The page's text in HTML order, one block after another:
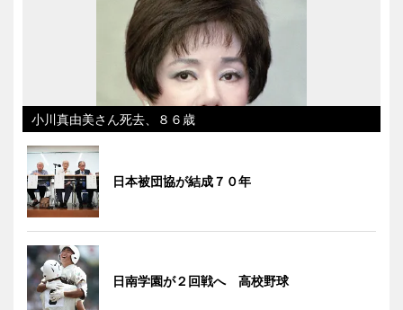
小川真由美さん死去、８６歳
日本被団協が結成７０年
日南学園が２回戦へ 高校野球